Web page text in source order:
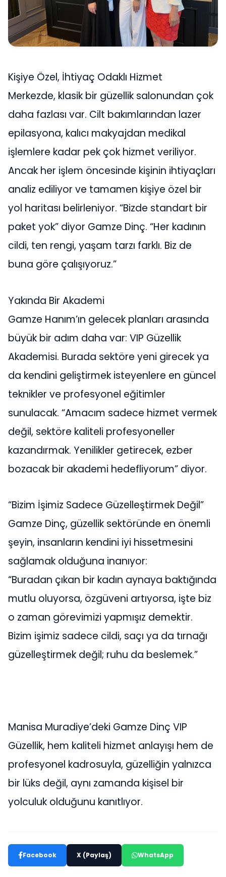
Kişiye Özel, İhtiyaç Odaklı Hizmet
Merkezde, klasik bir güzellik salonundan çok
daha fazlası var. Cilt bakımlarından lazer
epilasyona, kalıcı makyajdan medikal
işlemlere kadar pek çok hizmet veriliyor.
Ancak her işlem öncesinde kişinin ihtiyaçları
analiz ediliyor ve tamamen kişiye özel bir
yol haritası belirleniyor. “Bizde standart bir
paket yok” diyor Gamze Dinç. “Her kadının
cildi, ten rengi, yaşam tarzı farklı. Biz de
buna göre çalışıyoruz.”
Yakında Bir Akademi
Gamze Hanım’ın gelecek planları arasında
büyük bir adım daha var: VIP Güzellik
Akademisi. Burada sektöre yeni girecek ya
da kendini geliştirmek isteyenlere en güncel
teknikler ve profesyonel eğitimler
sunulacak. “Amacım sadece hizmet vermek
değil, sektöre kaliteli profesyoneller
kazandırmak. Yenilikler getirecek, ezber
bozacak bir akademi hedefliyorum” diyor.
“Bizim İşimiz Sadece Güzelleştirmek Değil”
Gamze Dinç, güzellik sektöründe en önemli
şeyin, insanların kendini iyi hissetmesini
sağlamak olduğuna inanıyor:
“Buradan çıkan bir kadın aynaya baktığında
mutlu oluyorsa, özgüveni artıyorsa, işte biz
o zaman görevimizi yapmışız demektir.
Bizim işimiz sadece cildi, saçı ya da tırnağı
güzelleştirmek değil; ruhu da beslemek.”
Manisa Muradiye’deki Gamze Dinç VIP
Güzellik, hem kaliteli hizmet anlayışı hem de
profesyonel kadrosuyla, güzelliğin yalnızca
bir lüks değil, aynı zamanda kişisel bir
yolculuk olduğunu kanıtlıyor.
Facebook X (Paylaş) WhatsApp